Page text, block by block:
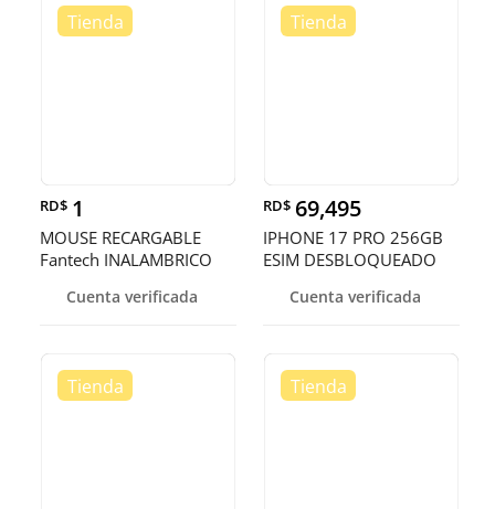
RD$ 1
MOUSE RECARGABLE
Fantech INALAMBRICO
NEGRO/BLANCO
Cuenta verificada
RD$ 69,495
IPHONE 17 PRO 256GB
ESIM DESBLOQUEADO
Cuenta verificada